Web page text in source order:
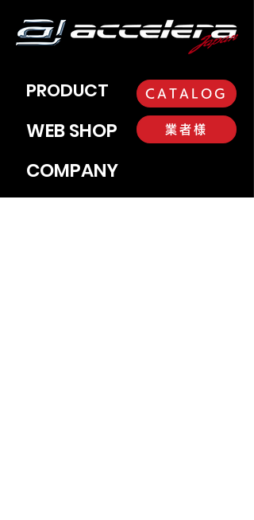
PRODUCT CATALOG
業者様
WEB SHOP
COMPANY